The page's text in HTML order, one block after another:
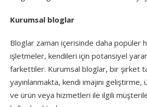
Kurumsal bloglar
Bloglar zaman içerisinde daha popüler
işletmeler, kendileri için potansiyel
farkettiler. Kurumsal bloglar, bir şirket
yayınlanmakta, kendi imajını geliştirme,
ve ürün veya hizmetleri ile ilgili